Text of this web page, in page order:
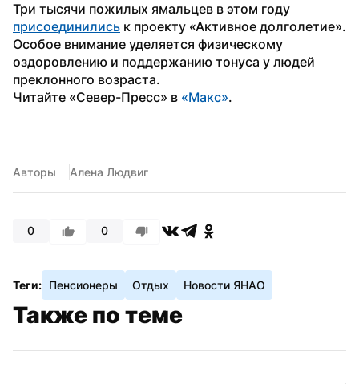
присоединились к проекту «Активное долголетие».
Особое внимание уделяется физическому
оздоровлению и поддержанию тонуса у людей
преклонного возраста.
Читайте «Север-Пресс» в «Mакс».
Авторы Алена Людвиг
0 0
Теги: Пенсионеры Отдых Новости ЯНАО
Также по теме